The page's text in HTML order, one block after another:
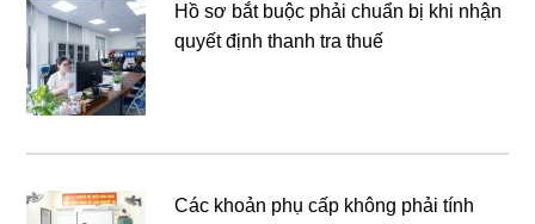
Hồ sơ bắt buộc phải chuẩn bị khi nhận
quyết định thanh tra thuế
Các khoản phụ cấp không phải tính